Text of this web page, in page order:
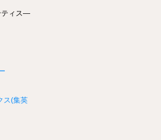
ティス―
ス(集英